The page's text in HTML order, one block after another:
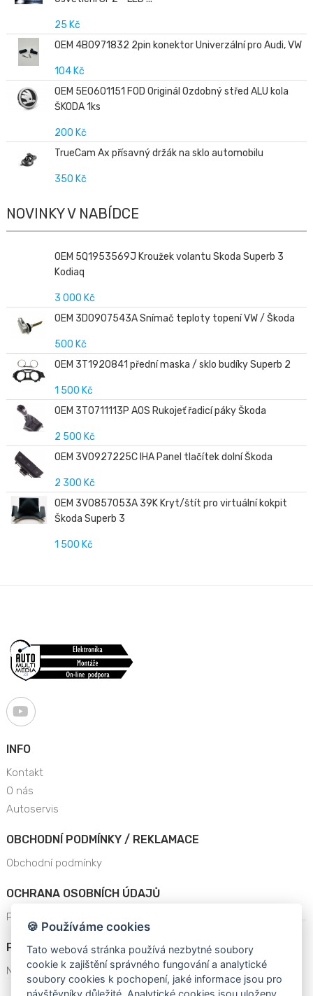
25 Kč
OEM 4B0971832 2pin konektor Univerzální pro Audi, VW
104 Kč
OEM 5E0601151 FOD Originál Ozdobný střed ALU kola
ŠKODA 1ks
200 Kč
TrueCam Ax přísavný držák na sklo automobilu
350 Kč
NOVINKY V NABÍDCE
OEM 5Q1953569J Kroužek volantu Skoda Superb 3
Kodiaq
3 000 Kč
OEM 3D0907543A Snímač teploty topení VW / Škoda
500 Kč
OEM 3T1920841 přední maska / sklo budíky Superb 2
1 500 Kč
OEM 3T0711113P A0S Rukojeť řadicí páky Škoda
2 500 Kč
OEM 3V0927225C IHA Panel tlačítek dolní Škoda
2 300 Kč
OEM 3V0857053A 39K Kryt/štít pro virtuální kokpit
Škoda Superb 3
1 500 Kč
INFO
Kontakt
O nás
Autoservis
OBCHODNÍ PODMÍNKY / REKLAMACE
Obchodní podmínky
OCHRANA OSOBNÍCH ÚDAJŮ
Prohlášení o ochraně osobních údajů a dat platné od 25.5.201..
POPTÁVKA NACENĚNÍ
Nenašli jste zboží v nabídce eshopu?
🍪 Používáme cookies
Tato webová stránka používá nezbytné soubory
cookie k zajištění správného fungování a analytické
soubory cookies k pochopení, jaké informace jsou pro
návštěvníky důležité. Analytické cookies jsou uloženy